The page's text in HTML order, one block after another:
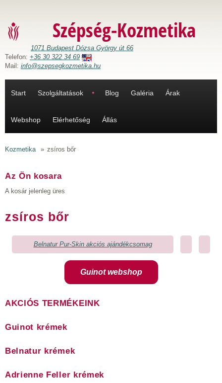
Szépség-Kozmetika
1071 Budapest Dózsa György út 66
Telefon: +36 30 322 34 69
Mail: info@szepsegkozmetika.hu
Start Szolgáltatások Blog Galéria Árak
Webshop Elérhetőség Állás
Kozmetika » zsíros bőr
Az Ön kosara
A kosár jelenleg üres
zsíros bőr
Belnatur Pur-Skin akciós ajándékcsomag
Guinot webshop
AKCIÓS TERMÉKEINK
Guinot krémek
Belnatur krémek
Adrienne Feller krémek